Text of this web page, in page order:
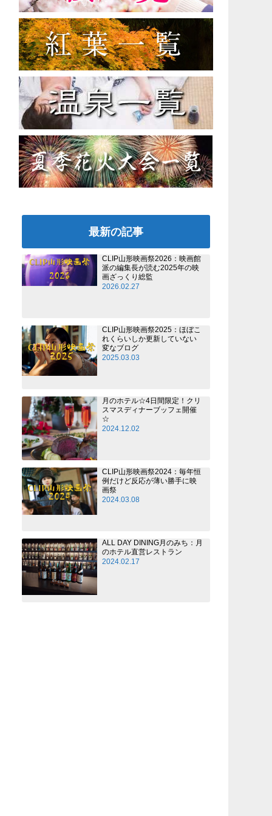
最新の記事
CLIP山形映画祭2026：映画館
派の編集長が読む2025年の映
画ざっくり総監
2026.02.27
CLIP山形映画祭2025：ほぼこ
れくらいしか更新していない
変なブログ
2025.03.03
月のホテル☆4日間限定！クリ
スマスディナーブッフェ開催
☆
2024.12.02
CLIP山形映画祭2024：毎年恒
例だけど反応が薄い勝手に映
画祭
2024.03.08
ALL DAY DINING月のみち：月
のホテル直営レストラン
2024.02.17